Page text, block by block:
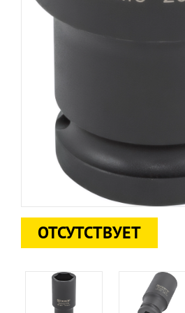
ОТСУТСТВУЕТ